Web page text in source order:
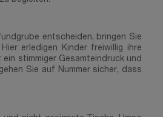
entscheiden, bringen Sie
erledigen Kinder freiwillig ihre
stimmiger Gesamteindruck und
Sie auf Nummer sicher, dass